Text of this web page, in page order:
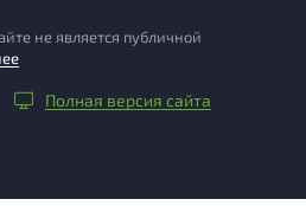
не является публичной
Полная версия сайта